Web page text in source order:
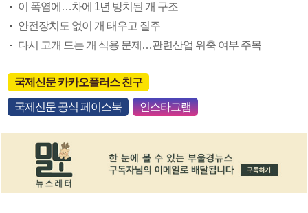
이 폭염에…차에 1년 방치된 개 구조
안전장치도 없이 개 태우고 질주
다시 고개 드는 개 식용 문제…관련산업 위축 여부 주목
국제신문 카카오플러스 친구
국제신문 공식 페이스북 인스타그램